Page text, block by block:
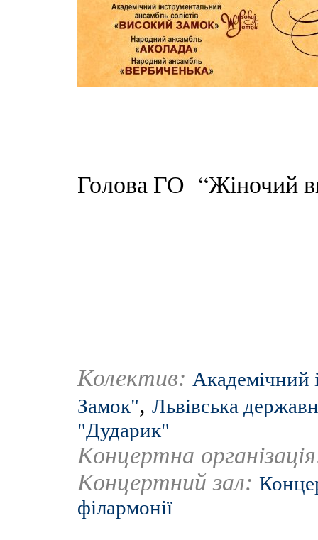
Голова ГО “Жіночий
Колектив: Академічний
Замок", Львівська
"Дударик"
Концертна
Концертний зал:
філармонії